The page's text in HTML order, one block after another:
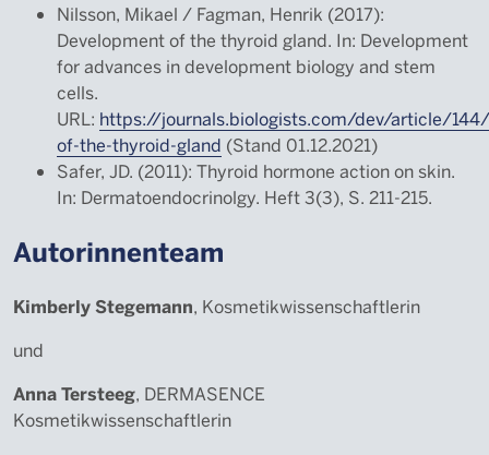
Nilsson, Mikael / Fagman, Henrik (2017):
Development of the thyroid gland. In: Development
for advances in development biology and stem
cells.
URL: https://journals.biologists.com/dev/article/
of-the-thyroid-gland (Stand 01.12.2021)
Safer, JD. (2011): Thyroid hormone action on skin.
In: Dermatoendocrinolgy. Heft 3(3), S. 211-215.
Autorinnenteam
Kimberly Stegemann, Kosmetikwissenschaftlerin
und
Anna Tersteeg, DERMASENCE
Kosmetikwissenschaftlerin